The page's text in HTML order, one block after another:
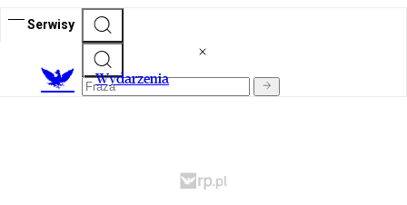
Serwisy
Wydarzenia